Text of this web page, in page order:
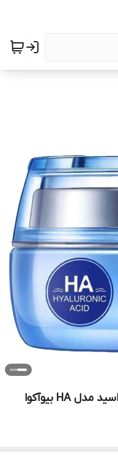
کرم کاسه ای آبرسان هیالورونیک اسید مدل HA بیوآکوا